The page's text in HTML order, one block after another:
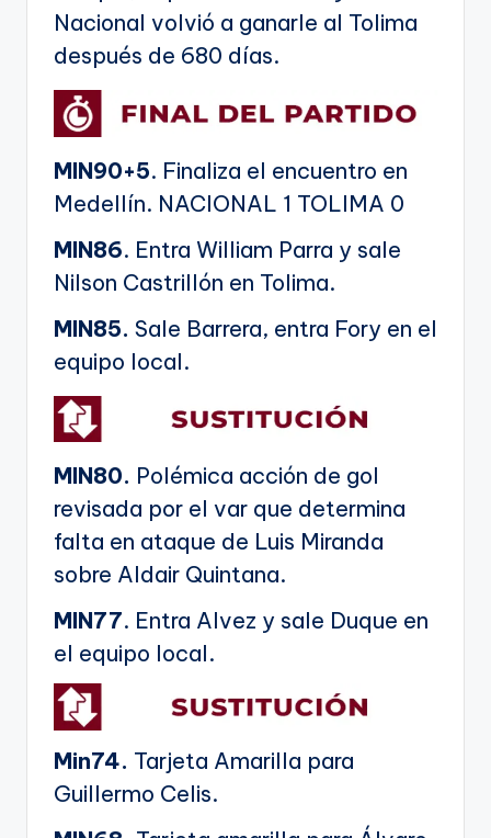
Nacional volvió a ganarle al Tolima
después de 680 días.
MIN90+5. Finaliza el encuentro en
Medellín. NACIONAL 1 TOLIMA 0
MIN86. Entra William Parra y sale
Nilson Castrillón en Tolima.
MIN85. Sale Barrera, entra Fory en el
equipo local.
MIN80. Polémica acción de gol
revisada por el var que determina
falta en ataque de Luis Miranda
sobre Aldair Quintana.
MIN77. Entra Alvez y sale Duque en
el equipo local.
Min74. Tarjeta Amarilla para
Guillermo Celis.